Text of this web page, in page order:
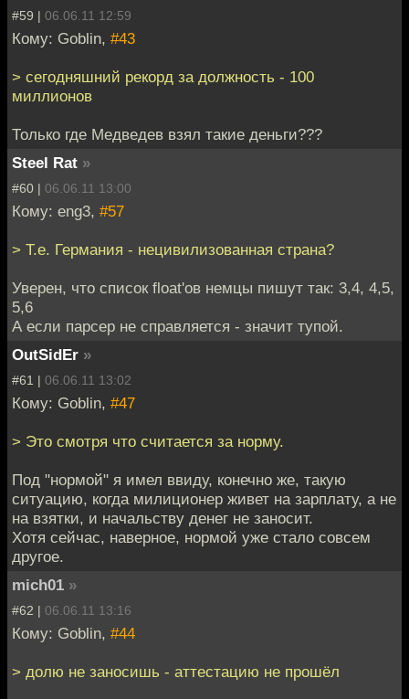
#59 | 06.06.11 12:59
Кому: Goblin, #43
> сегодняшний рекорд за должность - 100
миллионов
Только где Медведев взял такие деньги???
Steel Rat »
#60 | 06.06.11 13:00
Кому: eng3, #57
> Т.е. Германия - нецивилизованная страна?
Уверен, что список float'ов немцы пишут так: 3,4, 4,5,
5,6
А если парсер не справляется - значит тупой.
OutSidEr »
#61 | 06.06.11 13:02
Кому: Goblin, #47
> Это смотря что считается за норму.
Под "нормой" я имел ввиду, конечно же, такую
ситуацию, когда милиционер живет на зарплату, а не
на взятки, и начальству денег не заносит.
Хотя сейчас, наверное, нормой уже стало совсем
другое.
mich01 »
#62 | 06.06.11 13:16
Кому: Goblin, #44
> долю не заносишь - аттестацию не прошёл